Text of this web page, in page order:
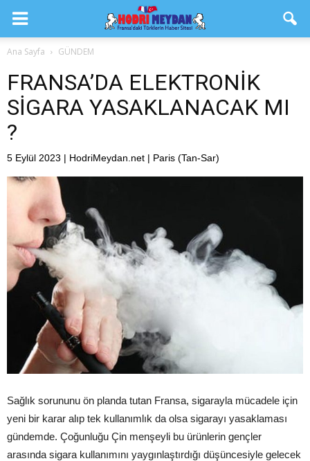
Ana Sayfa GÜNDEM
FRANSA’DA ELEKTRONİK
SİGARA YASAKLANACAK MI
?
5 Eylül 2023 | HodriMeydan.net | Paris (Tan-Sar)
Sağlık sorununu ön planda tutan Fransa, sigarayla mücadele için
yeni bir karar alıp tek kullanımlık da olsa sigarayı yasaklaması
gündemde. Çoğunluğu Çin menşeyli bu ürünlerin gençler
arasında sigara kullanımını yaygınlaştırdığı düşüncesiyle gelecek